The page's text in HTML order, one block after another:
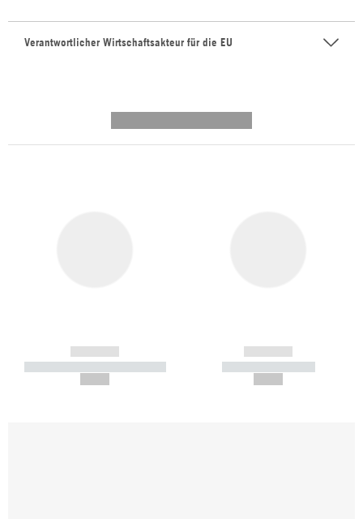
Verantwortlicher Wirtschaftsakteur für die EU
------------
----------- ----------- -----------
------------
----------- -----------